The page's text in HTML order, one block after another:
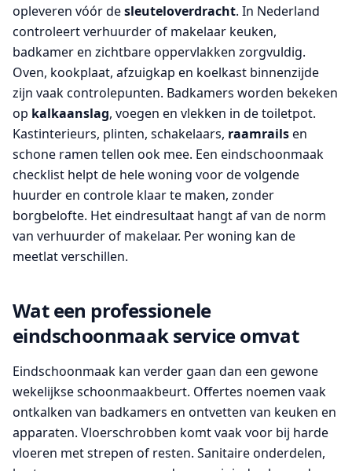
opleveren vóór desleuteloverdracht. In Nederland
controleert verhuurder of makelaar keuken,
badkamer en zichtbare oppervlakken zorgvuldig.
Oven, kookplaat, afzuigkap en koelkast binnenzijde
zijn vaak controlepunten. Badkamers worden bekeken
op kalkaanslag, voegen en vlekken in de toiletpot.
Kastinterieurs, plinten, schakelaars, raamrailsen
schone ramen tellen ook mee. Een eindschoonmaak
checklist helpt de hele woning voor de volgende
huurder en controle klaar te maken, zonder
borgbelofte. Het eindresultaat hangt af van de norm
van verhuurder of makelaar. Per woning kan de
meetlat verschillen.
Wat een professionele
eindschoonmaak service omvat
Eindschoonmaak kan verder gaan dan een gewone
wekelijkse schoonmaakbeurt. Offertes noemen vaak
ontkalken van badkamers en ontvetten van keuken en
apparaten. Vloerschrobben komt vaak voor bij harde
vloeren met strepen of resten. Sanitaire onderdelen,